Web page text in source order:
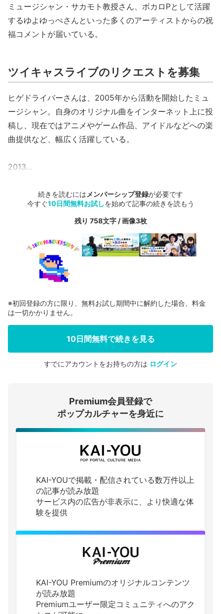
ミュージシャン・サカモト教授さん、ボカロPとして活躍
するゆよゆっぺさんといった多くのアーティストからの祝
福コメントが届いている。
ツイキャスライブのリクエストを募集
ヒゲドライバーさんは、2005年から活動を開始したミュ
ージシャン。自身のオリジナル曲をインターネット上に投
稿し、現在ではアニメやゲーム作品、アイドルなどへの楽
曲提供など、幅広く活躍している。
2013...
続きを読むには メンバーシップ登録が必要です
今すぐ10日間無料お試しを始めて記事の続きを読もう
残り 758文字 / 画像3枚
会員登録する
ログインする
※初回登録の方に限り、無料お試し期間中に解約した場合、料金
は一切かかりません。
10日間無料で続きを見る
すでにアカウントをお持ちの方は ログイン
Premium会員登録で
ポップカルチャーを身近に
KAI-YOUで掲載・配信されている数万件以上
の記事が読み放題
サービス内の広告が非表示に、より快適な体
験を提供
KAI-YOU Premiumのオリジナルコンテンツ
が読み放題
Premiumユーザー限定コミュニティへのアク